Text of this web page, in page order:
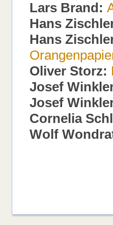
Lars Brand:
Hans
Hans
Oliver Storz:
Josef
Josef
Cornelia
Wolf